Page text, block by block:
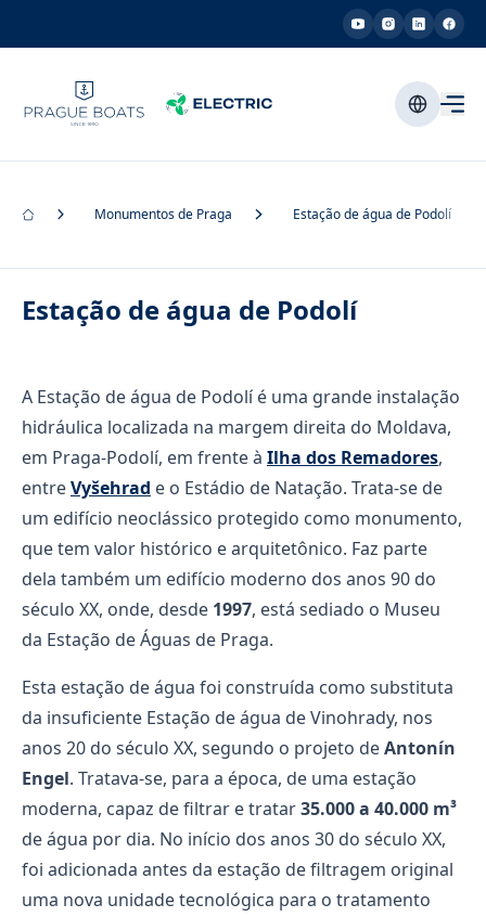
Monumentos de Praga Estação de água de Podolí
Estação de água de Podolí
A Estação de água de Podolí é uma grande instalação
hidráulica localizada na margem direita do Moldava,
em Praga-Podolí, em frente à Ilha dos Remadores,
entreVyšehrad e o Estádio de Natação. Trata-se de
um edifício neoclássico protegido como monumento,
que tem valor histórico e arquitetônico. Faz parte
dela também um edifício moderno dos anos 90 do
século XX, onde, desde 1997, está sediado o Museu
da Estação de Águas de Praga.
Esta estação de água foi construída como substituta
da insuficiente Estação de água de Vinohrady, nos
anos 20 do século XX, segundo o projeto deAntonín
Engel. Tratava-se, para a época, de uma estação
moderna, capaz de filtrar e tratar35.000 a 40.000 m³
de água por dia. No início dos anos 30 do século XX,
foi adicionada antes da estação de filtragem original
uma nova unidade tecnológica para o tratamento